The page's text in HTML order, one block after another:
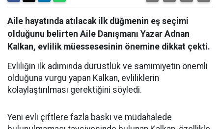
Aile hayatında atılacak ilk düğmenin eş seçimi
olduğunu belirten Aile Danışmanı Yazar Adnan
Kalkan, evlilik müessesesinin önemine dikkat çekti.
Evliliğin ilk adımında dürüstlük ve samimiyetin önemli
olduğuna vurgu yapan Kalkan, evliliklerin
kolaylaştırılması gerektiğini söyledi.
Yeni evli çiftlere fazla baskı ve müdahalede